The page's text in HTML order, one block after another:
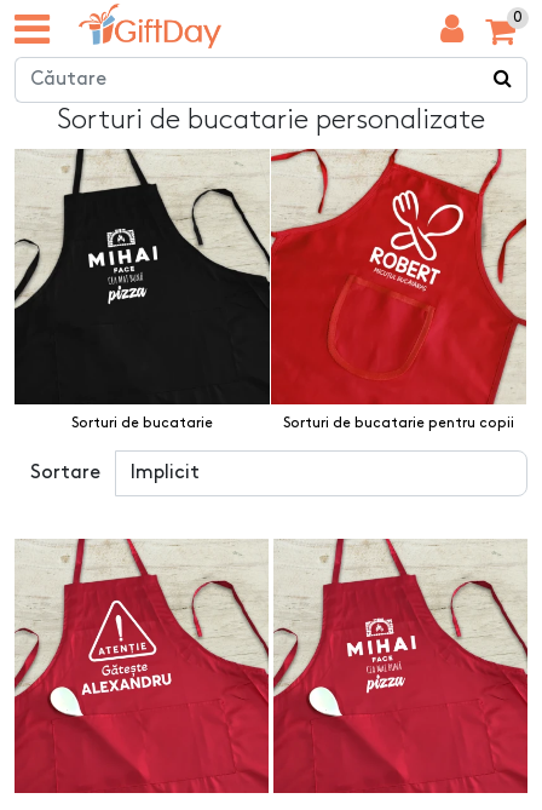
0
Sorturi de bucatarie personalizate
Sorturi de bucatarie Sorturi de bucatarie pentru copii
Sortare